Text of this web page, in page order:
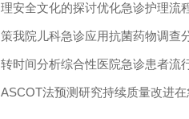
理安全文化的探讨优化急诊护理流
策我院儿科急诊应用抗菌药物调查
转时间分析综合性医院急诊患者流
ASCOT法预测研究持续质量改进